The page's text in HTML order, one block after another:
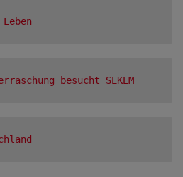
besucht SEKEM